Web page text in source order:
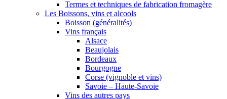
Termes et techniques de fabrication fromagère
Les Boissons, vins et alcools
Boisson (généralités)
Vins français
Alsace
Beaujolais
Bordeaux
Bourgogne
Corse (vignoble et vins)
Savoie – Haute-Savoie
Vins des autres pays